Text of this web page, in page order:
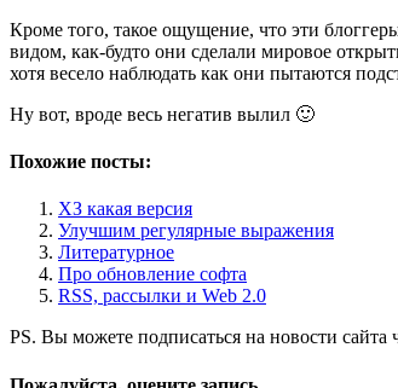
Кроме того, такое ощущение, что эти
видом, как-будто они сделали мировое
хотя весело наблюдать как они пытаются
Ну вот, вроде весь негатив вылил 🙂
Похожие посты:
ХЗ какая версия
Улучшим регулярные выражения
Литературное
Про обновление софта
RSS, рассылки и Web 2.0
PS. Вы можете подписаться на новости сайта